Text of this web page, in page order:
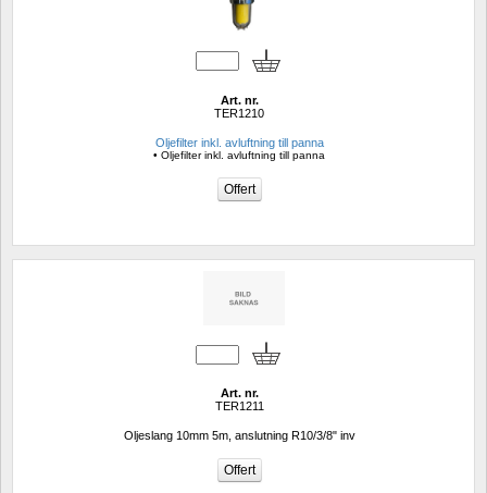
Art. nr.
TER1210
Oljefilter inkl. avluftning till panna
• Oljefilter inkl. avluftning till panna
Art. nr.
TER1211
Oljeslang 10mm 5m, anslutning R10/3/8" inv